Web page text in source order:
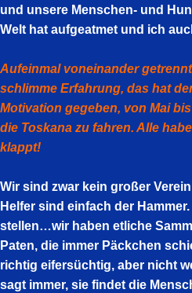
und unsere Menschen- und
Welt hat aufgeatmet und ich
Aufeinmal voneinander
schlimme Erfahrung, das hat
Motivation gegeben, von Mai
die Toskana zu fahren. Alle
klappt!
Wir sind zwar kein großer
Helfer sind einfach der
stellen…wir haben etliche
Paten, die immer Päckchen
richtig eifersüchtig, aber nicht
sagt immer, sie findet die